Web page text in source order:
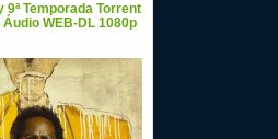
9ª Temporada Torrent
WEB-DL 1080p